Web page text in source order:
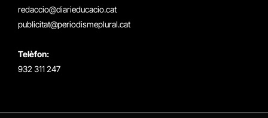
redaccio@diarieducacio.cat
publicitat@periodismeplural.cat
Telèfon:
932 311 247